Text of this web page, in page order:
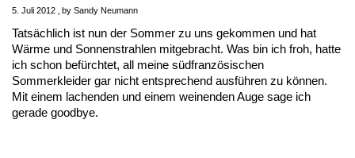
5. Juli 2012 by Sandy Neumann
Tatsächlich ist nun der Sommer zu uns gekommen und hat
Wärme und Sonnenstrahlen mitgebracht. Was bin ich froh, hatte
ich schon befürchtet, all meine südfranzösischen
Sommerkleider gar nicht entsprechend ausführen zu können.
Mit einem lachenden und einem weinenden Auge sage ich
gerade goodbye.